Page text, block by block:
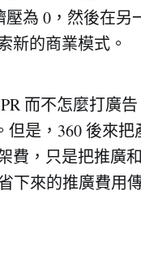
為 0，然後在另
新的商業模式。
而不怎麼打廣
是，360 後來
費，只是把推廣
下來的推廣費用